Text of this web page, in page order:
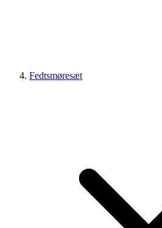
Fedtsmøresæt